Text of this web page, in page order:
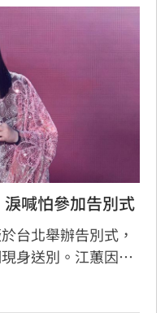
喊怕參加告別式
台北舉辦告別式，
身送別。江蕙因人
代為致意。江蕙經